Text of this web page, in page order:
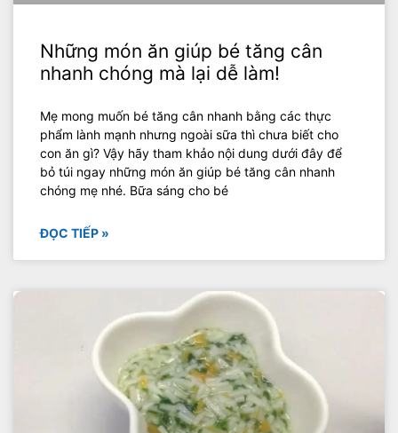
Những món ăn giúp bé tăng cân
nhanh chóng mà lại dễ làm!
Mẹ mong muốn bé tăng cân nhanh bằng các thực
phẩm lành mạnh nhưng ngoài sữa thì chưa biết cho
con ăn gì? Vậy hãy tham khảo nội dung dưới đây để
bỏ túi ngay những món ăn giúp bé tăng cân nhanh
chóng mẹ nhé. Bữa sáng cho bé
ĐỌC TIẾP »